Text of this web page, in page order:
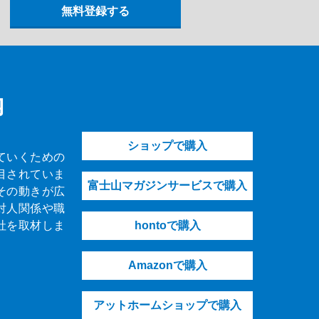
いくための
されていま
の動きが広
人関係や職
を取材しま
ショップで購入
富士山マガジンサービスで購入
hontoで購入
Amazonで購入
アットホームショップで購入